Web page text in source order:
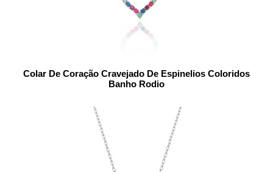
Colar De Coração Cravejado De Espinelios Coloridos
Banho Rodio